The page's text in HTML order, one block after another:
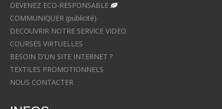
DEVENEZ ECO-RESPONSABLE
COMMUNIQUER (publicité)
DECOUVRIR NOTRE SERVICE VIDEO
COURSES VIRTUELLES
BESOIN D'UN SITE INTERNET ?
TEXTILES PROMOTIONNELS
NOUS CONTACTER